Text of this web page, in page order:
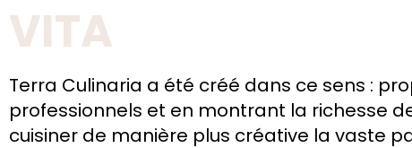
VITA
Terra Culinaria a été créé dans ce sens :
professionnels et en montrant la richesse
cuisiner de manière plus créative la vaste